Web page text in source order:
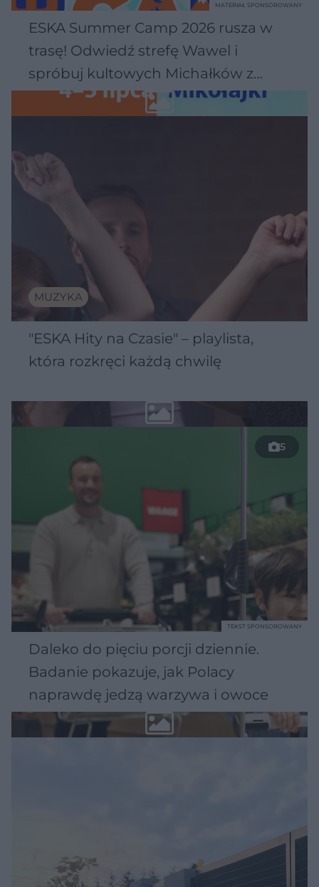
ESKA Summer Camp 2026 rusza w
trasę! Odwiedź strefę Wawel i
spróbuj kultowych Michałków z
Wawelu
MATERIAŁ SPONSOROWANY
MUZYKA
"ESKA Hity na Czasie" – playlista,
która rozkręci każdą chwilę
5
Daleko do pięciu porcji dziennie.
Badanie pokazuje, jak Polacy
naprawdę jedzą warzywa i owoce
TEKST SPONSOROWANY